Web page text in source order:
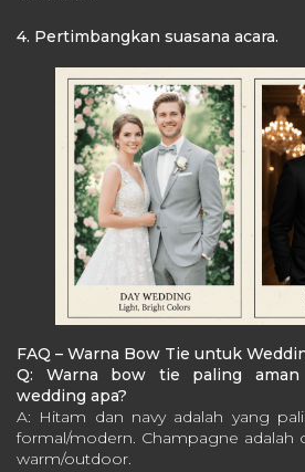
4. Pertimbangkan suasana acara.
FAQ – Warna Bow Tie untuk
Q: Warna bow tie paling
wedding apa?
A: Hitam dan navy adalah yang
formal/modern. Champagne adalah
warm/outdoor.